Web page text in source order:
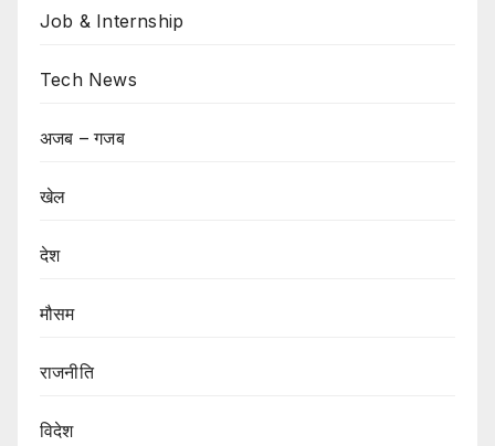
Job & Internship
Tech News
अजब – गजब
खेल
देश
मौसम
राजनीति
विदेश